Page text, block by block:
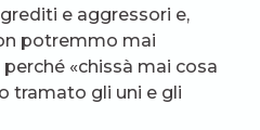
e aggressori e,
potremmo mai
«chissà mai cosa
tramato gli uni e gli